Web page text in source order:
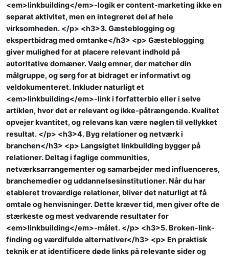
<em>linkbuilding</em>-logik er content-marketing ikke en
separat aktivitet, men en integreret del af hele
virksomheden. </p> <h3>3. Gæsteblogging og
ekspertbidrag med omtanke</h3> <p> Gæsteblogging
giver mulighed for at placere relevant indhold på
autoritative domæner. Vælg emner, der matcher din
målgruppe, og sørg for at bidraget er informativt og
veldokumenteret. Inkluder naturligt et
<em>linkbuilding</em>-link i forfatterbio eller i selve
artiklen, hvor det er relevant og ikke-påtrængende. Kvalitet
opvejer kvantitet, og relevans kan være nøglen til vellykket
resultat. </p> <h3>4. Byg relationer og netværk i
branchen</h3> <p> Langsigtet linkbuilding bygger på
relationer. Deltag i faglige communities,
netværksarrangementer og samarbejder med influenceres,
branchemedier og uddannelsesinstitutioner. Når du har
etableret troværdige relationer, bliver det naturligt at få
omtale og henvisninger. Dette kræver tid, men giver ofte de
stærkeste og mest vedvarende resultater for
<em>linkbuilding</em>-målet. </p> <h3>5. Broken-link-
finding og værdifulde alternativer</h3> <p> En praktisk
teknik er at identificere døde links på relevante sider og